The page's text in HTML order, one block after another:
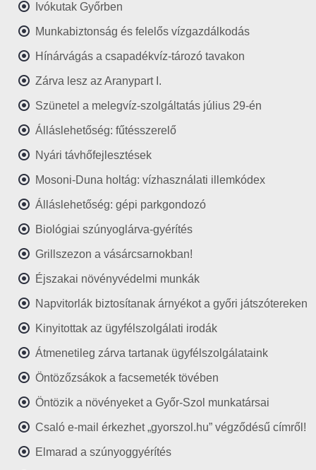
Ivókutak Győrben
Munkabiztonság és felelős vízgazdálkodás
Hínárvágás a csapadékvíz-tározó tavakon
Zárva lesz az Aranypart I.
Szünetel a melegvíz-szolgáltatás július 29-én
Álláslehetőség: fűtésszerelő
Nyári távhőfejlesztések
Mosoni-Duna holtág: vízhasználati illemkódex
Álláslehetőség: gépi parkgondozó
Biológiai szúnyoglárva-gyérítés
Grillszezon a vásárcsarnokban!
Éjszakai növényvédelmi munkák
Napvitorlák biztosítanak árnyékot a győri játszótereken
Kinyitottak az ügyfélszolgálati irodák
Átmenetileg zárva tartanak ügyfélszolgálataink
Öntözőzsákok a facsemeték tövében
Öntözik a növényeket a Győr-Szol munkatársai
Csaló e-mail érkezhet „gyorszol.hu” végződésű címről!
Elmarad a szúnyoggyérítés